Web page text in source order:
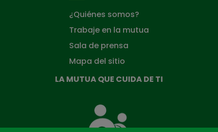
¿Quiénes somos?
Trabaje en la mutua
Sala de prensa
Mapa del sitio
LA MUTUA QUE CUIDA DE TI
Mutua
que